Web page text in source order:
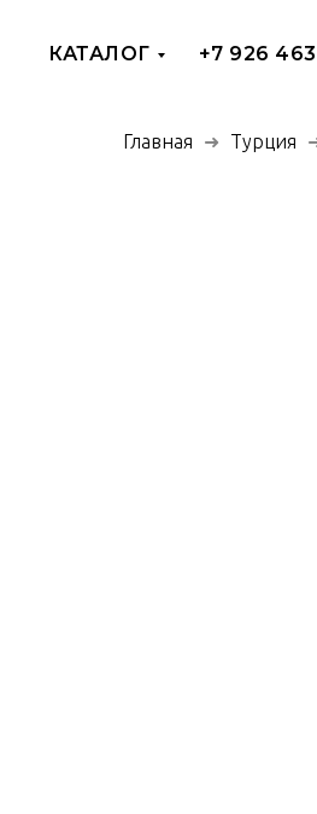
КАТАЛОГ +7 926
Главная Турция